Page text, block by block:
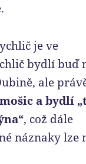
je ve
bydlí buď
ale
a bydlí
, což dále
náznaky lze